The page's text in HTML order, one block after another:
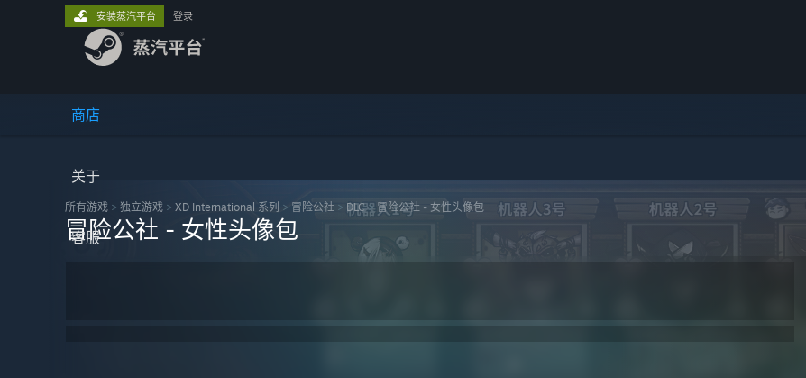
商店
关于
客服
安装蒸汽平台 登录
所有游戏 > 独立‎游戏 > XD International 系列 > 冒险公社 > DLC> 冒险公社 - 女性头像包
冒险公社 - 女性头像包